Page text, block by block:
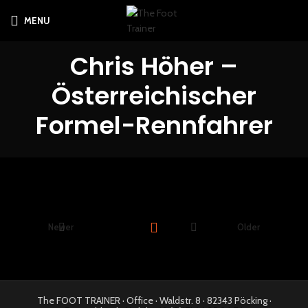
MENU
Chris Höher –
Österreichischer
Formel-Rennfahrer
Newer Older
The FOOT TRAINER · Office · Waldstr. 8 · 82343 Pöcking ·